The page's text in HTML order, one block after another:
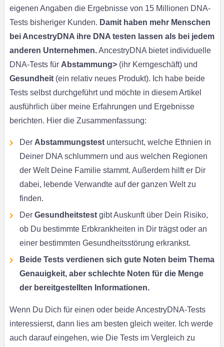
eigenen Angaben die Ergebnisse von 15 Millionen DNA-
Tests bisheriger Kunden. Damit haben mehr Menschen
bei AncestryDNA ihre DNA testen lassen als bei jedem
anderen Unternehmen.AncestryDNA bietet individuelle
DNA-Tests für Abstammung>(ihr Kerngeschäft) und
Gesundheit (ein relativ neues Produkt). Ich habe beide
Tests selbst durchgeführt und möchte in diesem Artikel
ausführlich über meine Erfahrungen und Ergebnisse
berichten. Hier die Zusammenfassung:
Der Abstammungstestuntersucht, welche Ethnien in
Deiner DNA schlummern und aus welchen Regionen
der Welt Deine Familie stammt. Außerdem hilft er Dir
dabei, lebende Verwandte auf der ganzen Welt zu
finden.
Der Gesundheitstestgibt Auskunft über Dein Risiko,
ob Du bestimmte Erbkrankheiten in Dir trägst oder an
einer bestimmten Gesundheitsstörung erkrankst.
Beide Tests verdienen sich gute Noten beim Thema
Genauigkeit, aber schlechte Noten für die Menge
der bereitgestellten Informationen.
Wenn Du Dich für einen oder beide AncestryDNA-Tests
interessierst, dann lies am besten gleich weiter. Ich werde
auch darauf eingehen, wie Die Tests im Vergleich zu